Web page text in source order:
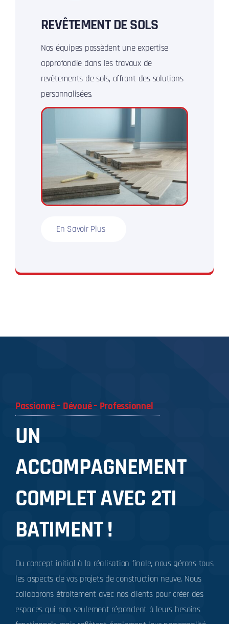
REVÊTEMENT DE SOLS
Nos équipes possèdent une expertise
approfondie dans les travaux de
revêtements de sols, offrant des solutions
personnalisées.
En Savoir Plus
Passionné – Dévoué – Professionnel
UN
ACCOMPAGNEMENT
COMPLET AVEC 2TI
BATIMENT !
Du concept initial à la réalisation finale, nous gérons tous
les aspects de vos projets de construction neuve. Nous
collaborons étroitement avec nos clients pour créer des
espaces qui non seulement répondent à leurs besoins